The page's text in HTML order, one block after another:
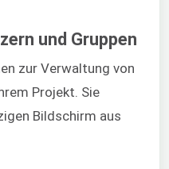
und Gruppen
zur Verwaltung von
Projekt. Sie
Bildschirm aus